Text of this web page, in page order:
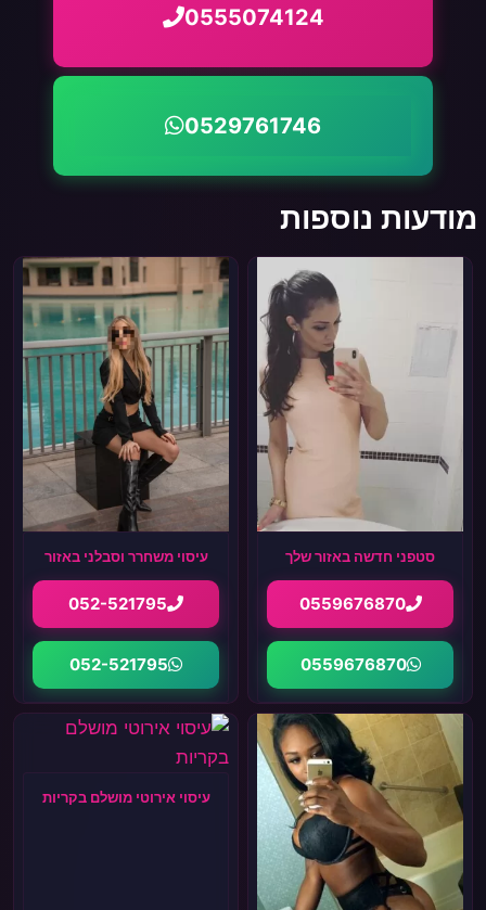
0555074124
0529761746
מודעות נוספות
סטפני חדשה באזור שלך
0559676870
0559676870
עיסוי משחרר וסבלני באזור
052-521795
052-521795
עיסוי אירוטי מושלם בקריות